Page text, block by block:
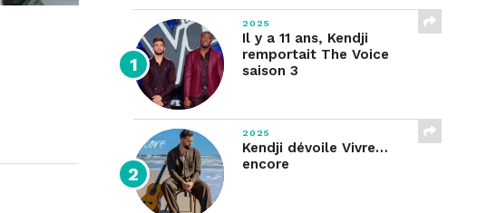
2025
Il y a 11 ans, Kendji
remportait The Voice
saison 3
2025
Kendji dévoile Vivre…
encore